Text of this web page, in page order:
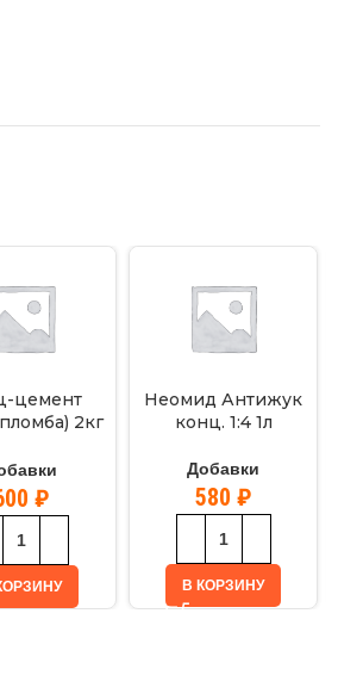
цемент
2кг
₽
Неомид Антижук
конц. 1:4 1л
Добавки
580 ₽
В КОРЗИНУ